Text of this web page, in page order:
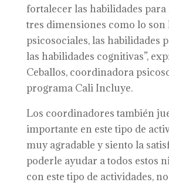
fortalecer las habilidades para
tres dimensiones como lo son
psicosociales, las habilidades
las habilidades cognitivas”,
Ceballos, coordinadora
programa Cali Incluye.
Los coordinadores también
importante en este tipo de
muy agradable y siento la
poderle ayudar a todos estos
con este tipo de actividades,